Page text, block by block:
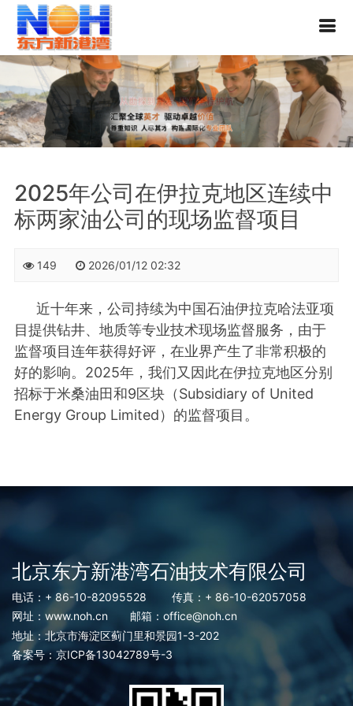
2025年公司在伊拉克地区连续中
标两家油公司的现场监督项目
149 2026/01/12 02:32
近十年来，公司持续为中国石油伊拉克哈法亚项
目提供钻井、地质等专业技术现场监督服务，由于
监督项目连年获得好评，在业界产生了非常积极的
好的影响。2025年，我们又因此在伊拉克地区分别
招标于米桑油田和9区块（Subsidiary of United
Energy Group Limited）的监督项目。
北京东方新港湾石油技术有限公司
电话：+ 86-10-82095528
传真：+ 86-10-62057058
网址：www.noh.cn
邮箱：office@noh.cn
地址：北京市海淀区蓟门里和景园1-3-202
备案号： 京ICP备13042789号-3